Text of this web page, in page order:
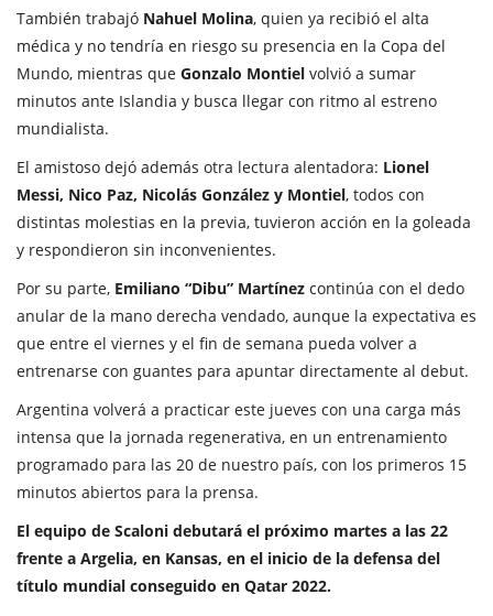
También trabajó Nahuel Molina, quien ya recibió el alta
médica y no tendría en riesgo su presencia en la Copa del
Mundo, mientras que Gonzalo Montiel volvió a sumar
minutos ante Islandia y busca llegar con ritmo al estreno
mundialista.
El amistoso dejó además otra lectura alentadora: Lionel
Messi, Nico Paz, Nicolás González y Montiel, todos con
distintas molestias en la previa, tuvieron acción en la goleada
y respondieron sin inconvenientes.
Por su parte, Emiliano “Dibu” Martínez continúa con el dedo
anular de la mano derecha vendado, aunque la expectativa es
que entre el viernes y el fin de semana pueda volver a
entrenarse con guantes para apuntar directamente al debut.
Argentina volverá a practicar este jueves con una carga más
intensa que la jornada regenerativa, en un entrenamiento
programado para las 20 de nuestro país, con los primeros 15
minutos abiertos para la prensa.
El equipo de Scaloni debutará el próximo martes a las 22
frente a Argelia, en Kansas, en el inicio de la defensa del
título mundial conseguido en Qatar 2022.